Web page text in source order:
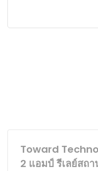
Toward
2 แอมป์ รีเลย์สถ